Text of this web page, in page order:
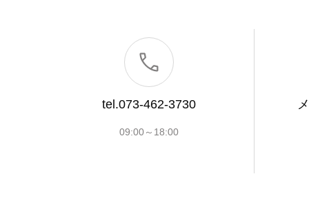
tel.073-462-3730
09:00～18:00